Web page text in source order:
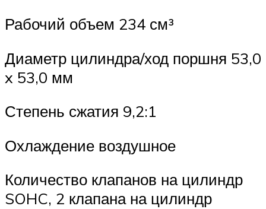
Рабочий объем 234 см³
Диаметр цилиндра/ход поршня 53,0
x 53,0 мм
Степень сжатия 9,2:1
Охлаждение воздушное
Количество клапанов на цилиндр
SOHC, 2 клапана на цилиндр